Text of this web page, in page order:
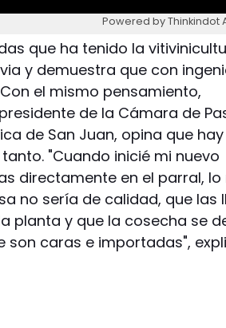
Powered by Thinkindot
que ha tenido la
y demuestra que con
el mismo pensamiento,
de la Cámara de
de San Juan, opina que
"Cuando inicié mi nuevo
directamente en el parral, lo
no sería de calidad, que las
planta y que la cosecha se
son caras e importadas",